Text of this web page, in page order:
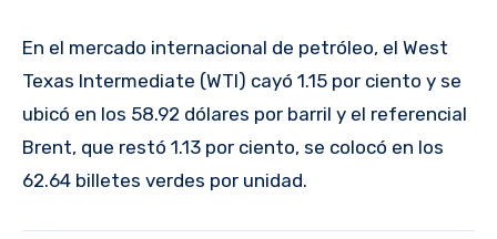
En el mercado internacional de petróleo, el West
Texas Intermediate (WTI) cayó 1.15 por ciento y se
ubicó en los 58.92 dólares por barril y el referencial
Brent, que restó 1.13 por ciento, se colocó en los
62.64 billetes verdes por unidad.